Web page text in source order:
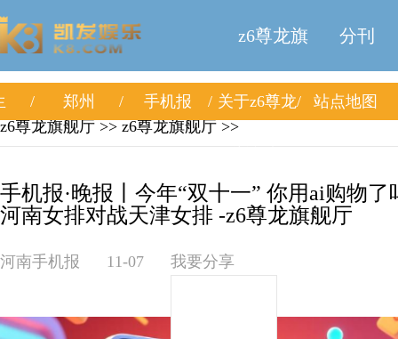
z6尊龙旗
舰厅
分刊
郑州 手机报 关于z6尊龙
站点地图
z6尊龙旗舰厅 >> z6尊龙旗舰厅 >>
手机报·晚报丨今年“双十一” 你用ai购物
河南女排对战天津女排 -z6尊龙旗舰厅
河南手机报 11-07 我要分享